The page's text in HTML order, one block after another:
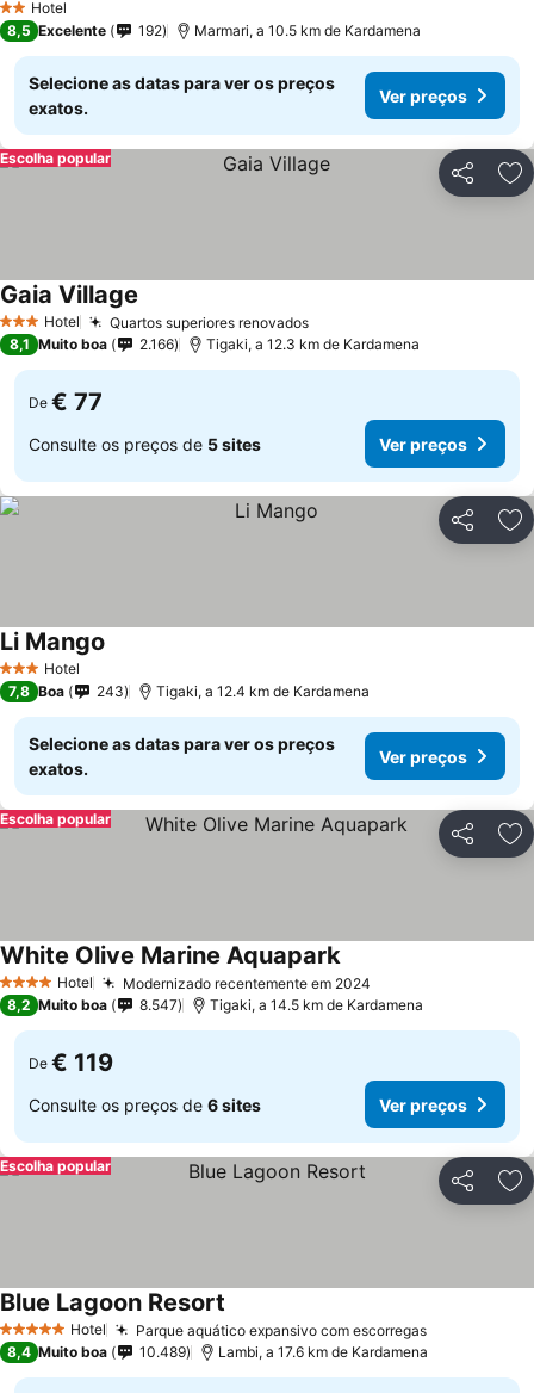
2 Estrelas
Hotel
8,5 Excelente 192 Marmari, a 10.5 km de Kardamena
Selecione as datas para ver os preços
exatos.
Ver preços
Partilhar
Escolha popular
3 EstrelasHotel Quartos superiores renovados
Gaia Village
8,1 Muito boa 2.166 Tigaki, a 12.3 km de Kardamena
De € 77
Consulte os preços de 5 sites Ver preços
Partilhar
3 EstrelasHotel
Li Mango
7,8 Boa 243 Tigaki, a 12.4 km de Kardamena
Selecione as datas para ver os preços
exatos.
Ver preços
Partilhar
Escolha popular
4 EstrelasHotel Modernizado recentemente em 2024
White Olive Marine Aquapark
8,2 Muito boa 8.547 Tigaki, a 14.5 km de Kardamena
De € 119
Consulte os preços de 6 sites Ver preços
Partilhar
Escolha popular
5 Estrelas Hotel Parque aquático expansivo com escorregas
Blue Lagoon Resort
8,4 Muito boa 10.489 Lambi, a 17.6 km de Kardamena